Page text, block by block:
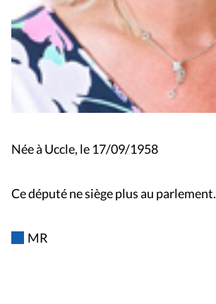
Née à Uccle, le 17/09/1958
Ce député ne siège plus au parlement.
MR